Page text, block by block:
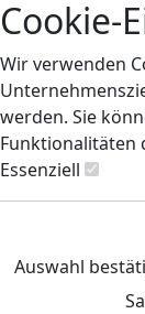
Cookie-
Wir verwenden
werden. Sie
Funktionalitäten
Essenziell
Auswahl